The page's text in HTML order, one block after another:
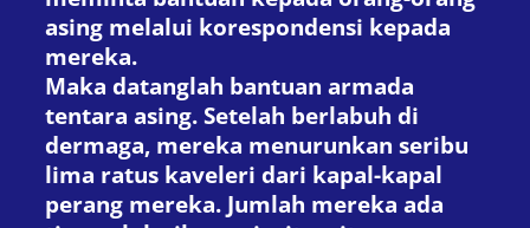
asing melalui korespondensi kepada
mereka.
Maka datanglah bantuan armada
tentara asing. Setelah berlabuh di
dermaga, mereka menurunkan seribu
lima ratus kaveleri dari kapal-kapal
perang mereka. Jumlah mereka ada